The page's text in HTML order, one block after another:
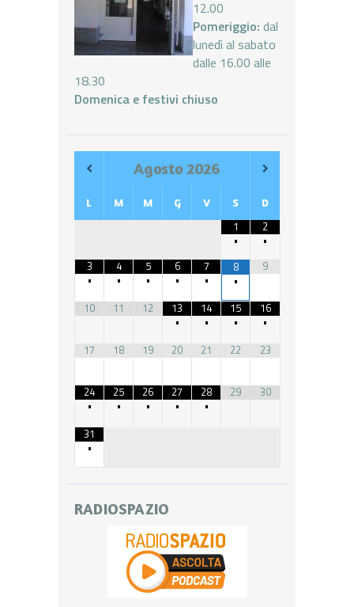
12.00
Pomeriggio: dal
lunedì al sabato
dalle 16.00 alle
18.30
Domenica e festivi chiuso
Agosto 2026
L M M G V S D
1
•
2
•
3
•
4
•
5
•
6
•
7
•
8
•
9
10 11 12
13
•
14
•
15
•
16
•
17
18 19 20 21 22 23
24
•
25
•
26
•
27
•
28
•
29 30
31
•
RADIOSPAZIO